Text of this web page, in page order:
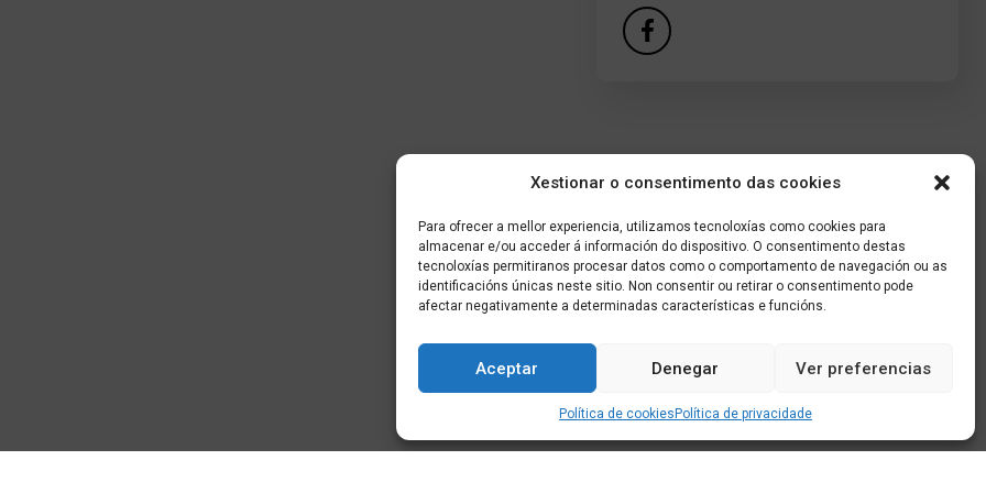
Xestionar o consentimento das cookies
Para ofrecer a mellor experiencia, utilizamos tecnoloxías como cookies para
almacenar e/ou acceder á información do dispositivo. O consentimento destas
tecnoloxías permitiranos procesar datos como o comportamento de navegación ou as
identificacións únicas neste sitio. Non consentir ou retirar o consentimento pode
afectar negativamente a determinadas características e funcións.
Aceptar Denegar Ver preferencias
Política de cookies Política de privacidade